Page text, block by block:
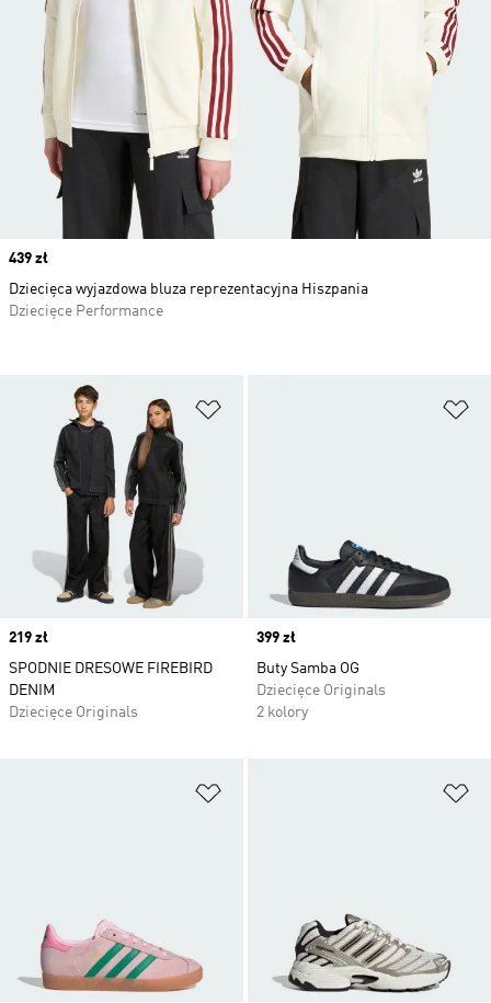
Price
219 zł
SPODNIE DRESOWE FIREBIRD
DENIM
Dziecięce Originals
Price
399 zł
Buty Samba OG
Dziecięce Originals
2 kolory
Price
439 zł
Dziecięca wyjazdowa bluza reprezentacyjna Hiszpania
Dziecięce Performance